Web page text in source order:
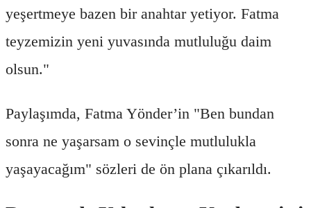
yeşertmeye bazen bir anahtar yetiyor. Fatma
teyzemizin yeni yuvasında mutluluğu daim
olsun."
Paylaşımda, Fatma Yönder’in "Ben bundan
sonra ne yaşarsam o sevinçle mutlulukla
yaşayacağım" sözleri de ön plana çıkarıldı.